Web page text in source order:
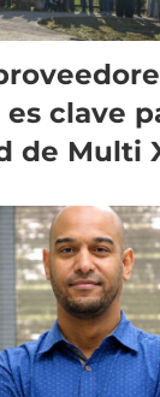
clave
de Multi